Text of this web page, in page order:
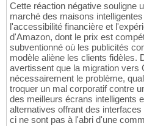
Cette réaction négative souligne
marché des maisons
l'accessibilité financière et
d'Amazon, dont le prix est
subventionné où les publicités
modèle aliène les clients fidèles.
avertissent que la migration vers
nécessairement le problème,
troquer un mal corporatif contre
des meilleurs écrans intelligents
alternatives offrant des
ci ne sont pas à l'abri d'une